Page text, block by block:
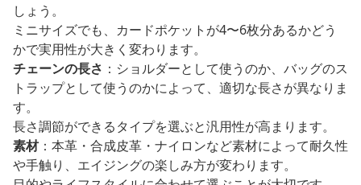
しょう。
ミニサイズでも、カードポケットが4〜6枚分あるかどう
かで実用性が大きく変わります。
チェーンの長さ ：ショルダーとして使うのか、バッグのス
トラップとして使うのかによって、適切な長さが異なりま
す。
長さ調節ができるタイプを選ぶと汎用性が高まります。
素材：本革・合成皮革・ナイロンなど素材によって耐久性
や手触り、エイジングの楽しみ方が変わります。